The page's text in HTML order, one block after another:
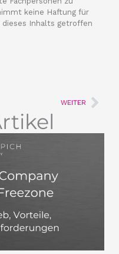
keine Haftung für
dieses Inhalts getroffen
WEITER